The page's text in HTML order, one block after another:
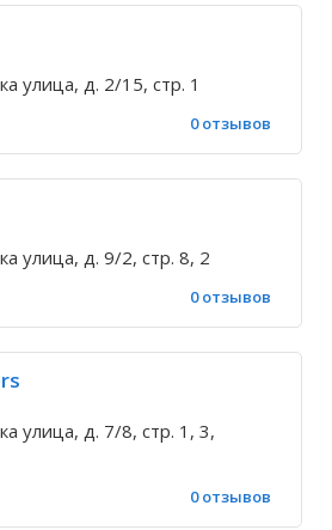
улица, д. 2/15, стр. 1
0 отзывов
улица, д. 9/2, стр. 8, 2
0 отзывов
улица, д. 7/8, стр. 1, 3,
0 отзывов